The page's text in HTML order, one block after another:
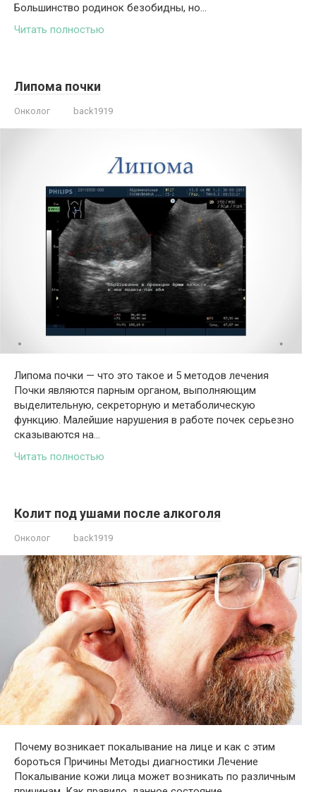
Большинство родинок безобидны, но…
Читать полностью
Липома почки
Онколог back1919
Липома почки — что это такое и 5 методов лечения
Почки являются парным органом, выполняющим
выделительную, секреторную и метаболическую
функцию. Малейшие нарушения в работе почек серьезно
сказываются на…
Читать полностью
Колит под ушами после алкоголя
Онколог back1919
Почему возникает покалывание на лице и как с этим
бороться Причины Методы диагностики Лечение
Покалывание кожи лица может возникать по различным